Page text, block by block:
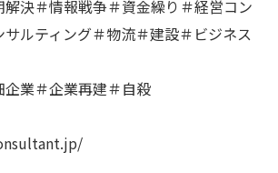
解決＃情報戦争＃資金繰り＃経営コン
ルティング＃物流＃建設＃ビジネス
企業＃企業再建＃自殺